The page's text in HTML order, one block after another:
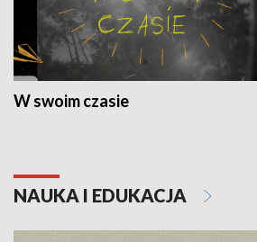
W swoim czasie
NAUKA I EDUKACJA